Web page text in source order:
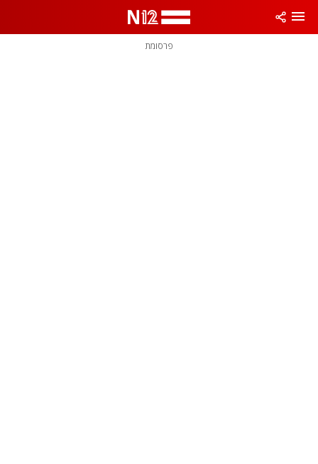
פרסומת